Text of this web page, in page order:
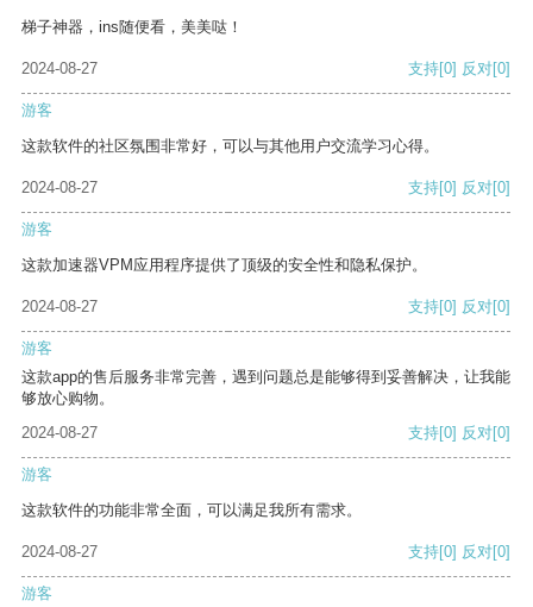
梯子神器，ins随便看，美美哒！
2024-08-27 支持[0] 反对[0]
游客
这款软件的社区氛围非常好，可以与其他用户交流学习心得。
2024-08-27 支持[0] 反对[0]
游客
这款加速器VPM应用程序提供了顶级的安全性和隐私保护。
2024-08-27 支持[0] 反对[0]
游客
这款app的售后服务非常完善，遇到问题总是能够得到妥善解决，让我能
够放心购物。
2024-08-27
支持[0] 反对[0]
游客
这款软件的功能非常全面，可以满足我所有需求。
2024-08-27 支持[0] 反对[0]
游客